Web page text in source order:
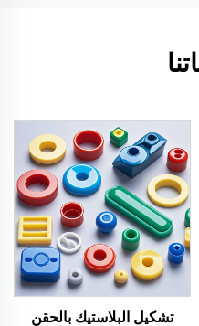
تشكيل البلاستيك بالحقن